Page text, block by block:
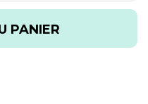
PANIER